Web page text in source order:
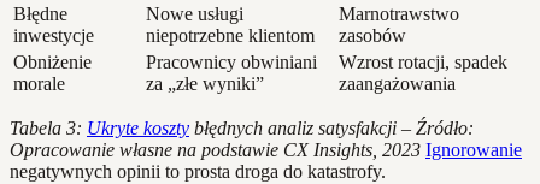
Błędne
inwestycje
Nowe usługi
niepotrzebne klientom
Marnotrawstwo
zasobów
Obniżenie
morale
Pracownicy obwiniani
za „złe wyniki”
Wzrost rotacji, spadek
zaangażowania
Tabela 3: Ukryte koszty błędnych analiz satysfakcji – Źródło:
Opracowanie własne na podstawie CX Insights, 2023 Ignorowanie
negatywnych opinii to prosta droga do katastrofy.